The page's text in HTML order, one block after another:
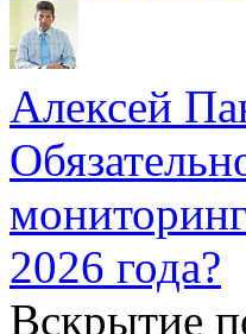
Алексей
2026 года?
Вскрытие